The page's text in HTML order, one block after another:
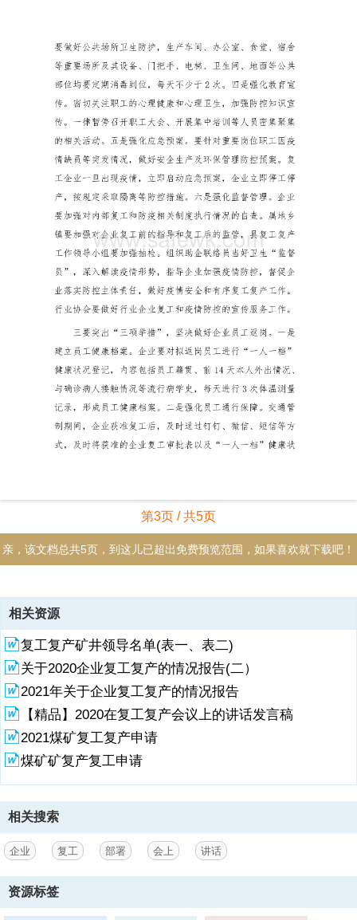
第3页 / 共5页
亲，该文档总共5页，到这儿已超出免费预览范围，如果喜欢就下载吧！
资源描述
1、县企业复工复产部署会上的讲话为深入贯彻落实中央、省、市关于
统筹做好疫情防控和有序推进企业项目复工复产的决策部署，在严格做
好疫情防控工作的基础上，今天我们召开全县企业复工复产部署会，对
全县企业项目复工复产工作进行安排部署，做到疫情防控、复工复产两
不误，努力把疫情对经济社会发展的影响降到最低，为打好疫情防控阻
击战提供有力保障。下面，我就做好全县的企业复工复产强调以下几点
意见。一要突出“八个到位”，坚决做好企业复工准备。在申报复工之
前，各乡镇必须要求广大企业做好自身防疫准备工作，主要是要做
到“八到位”，包括主体责任落实到位、防控机构组建到位、复工方案制
2、点设置到位、场所防疫消杀到位、安全生产保障到位。各企业要严
格落实复工前全员安全教育培训，认真组织开展复工前安全检查，做好
供电、供水、设备、设施、车间、仓库等关键环节与重点场所(部位)的
安全检查，及时整改发现问题并制订落实严格的安全防范措施。员工信
况登记，全面掌握员工当前身体状况、假期外出情况、与重点疫区人员
相关资源
复工复产矿井领导名单(表一、表二)
关于2020企业复工复产的情况报告(二）
2021年关于企业复工复产的情况报告
【精品】2020在复工复产会议上的讲话发言稿
2021煤矿复工复产申请
煤矿矿复产复工申请
相关搜索
企业 复工 部署 会上 讲话
资源标签